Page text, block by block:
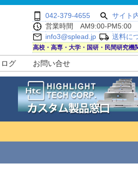
042-379-4655
サイト
営業時間 AM9:00-PM5:00
info3@splead.jp
送料に
高校・高専・大学・国研・民間研究機
グ お問い合せ